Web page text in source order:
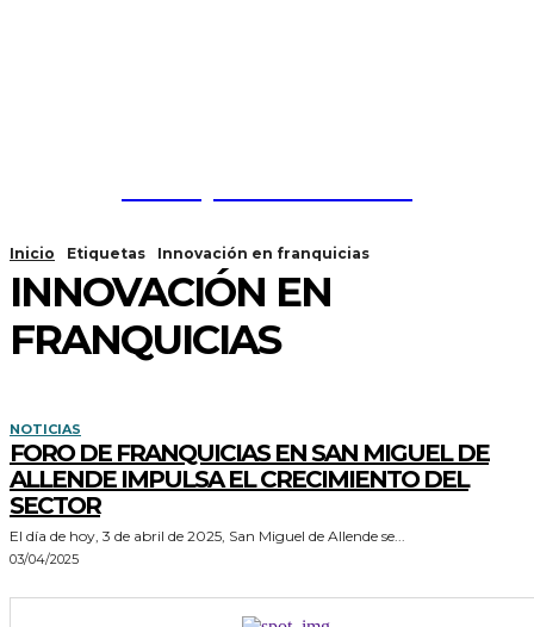
Inicio Etiquetas Innovación en franquicias
INNOVACIÓN EN
FRANQUICIAS
NOTICIAS
FORO DE FRANQUICIAS EN SAN MIGUEL DE
ALLENDE IMPULSA EL CRECIMIENTO DEL
SECTOR
El día de hoy, 3 de abril de 2025, San Miguel de Allende se...
03/04/2025